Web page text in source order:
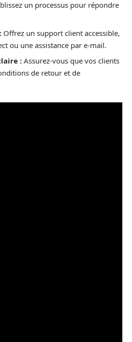
un processus pour répondre
Offrez un support client accessible,
ou une assistance par e-mail.
: Assurez-vous que vos clients
de retour et de